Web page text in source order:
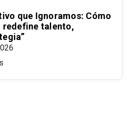
que Ignoramos: Cómo
redefine talento,